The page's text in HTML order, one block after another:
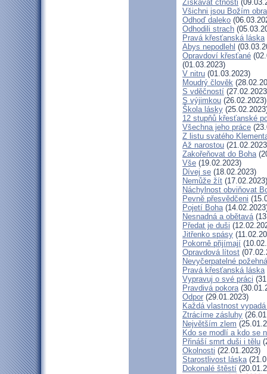
Získávat ctnosti
Všichni jsou Božím
Odhoď daleko
Odhodili strach
Pravá křesťanská láska
Abys nepodlehl
Opravdoví křesťané
(01.03.2023)
V nitru (01.03.2023)
Moudrý člověk
S vděčností
S výjimkou (26.02.2023)
Škola lásky
12 stupňů křesťanské
Všechna jeho práce
Z listu svatého
Až narostou
Zakořeňovat do Boha
Vše (19.02.2023)
Dívej se (18.02.2023)
Nemůže žít (17.02.2023)
Náchylnost obviňovat
Pevně přesvědčeni
Pojetí Boha
Nesnadná a obětavá
Předat je duši
Jitřenko spásy
Pokorně přijímají
Opravdová lítost
Nevyčerpatelné
Pravá křesťanská láska
Vypravuj o své práci
Pravdivá pokora
Odpor (29.01.2023)
Každá vlastnost
Ztrácíme zásluhy
Největším zlem
Kdo se modlí a kdo se
Přináší smrt duši i tělu
Okolnosti (22.01.2023)
Starostlivost láska
Dokonalé štěstí